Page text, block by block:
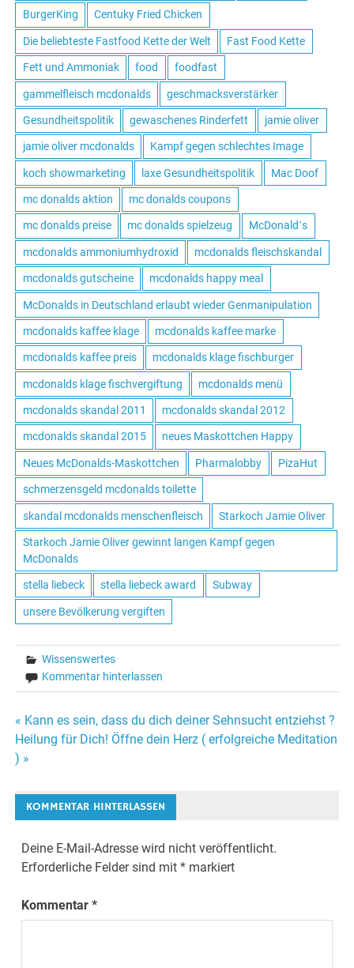
BurgerKing Centuky Fried Chicken
Die beliebteste Fastfood Kette der Welt Fast Food Kette
Fett und Ammoniak food foodfast
gammelfleisch mcdonalds geschmacksverstärker
Gesundheitspolitik gewaschenes Rinderfett jamie oliver
jamie oliver mcdonalds Kampf gegen schlechtes Image
koch showmarketing laxe Gesundheitspolitik Mac Doof
mc donalds aktion mc donalds coupons
mc donalds preise mc donalds spielzeug McDonald´s
mcdonalds ammoniumhydroxid mcdonalds fleischskandal
mcdonalds gutscheine mcdonalds happy meal
McDonalds in Deutschland erlaubt wieder Genmanipulation
mcdonalds kaffee klage mcdonalds kaffee marke
mcdonalds kaffee preis mcdonalds klage fischburger
mcdonalds klage fischvergiftung mcdonalds menü
mcdonalds skandal 2011 mcdonalds skandal 2012
mcdonalds skandal 2015 neues Maskottchen Happy
Neues McDonalds-Maskottchen Pharmalobby PizaHut
schmerzensgeld mcdonalds toilette
skandal mcdonalds menschenfleisch Starkoch Jamie Oliver
Starkoch Jamie Oliver gewinnt langen Kampf gegen
McDonalds
stella liebeck stella liebeck award Subway
unsere Bevölkerung vergiften
Wissenswertes
Kommentar hinterlassen
Beitrags-
Navigation
« Kann es sein, dass du dich deiner Sehnsucht entziehst ?
Heilung für Dich! Öffne dein Herz ( erfolgreiche Meditation
) »
KOMMENTAR HINTERLASSEN
Deine E-Mail-Adresse wird nicht veröffentlicht.
Erforderliche Felder sind mit* markiert
Kommentar*